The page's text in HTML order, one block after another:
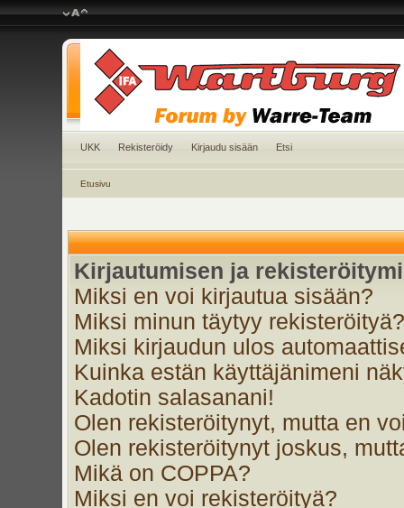
UKK Rekisteröidy Kirjaudu sisään Etsi
Etusivu
Kirjautumisen ja
Miksi en voi kirjautua sisään?
Miksi minun täytyy rekisteröityä?
Miksi kirjaudun ulos
Kuinka estän käyttäjänimeni
Kadotin salasanani!
Olen rekisteröitynyt, mutta en
Olen rekisteröitynyt joskus,
Mikä on COPPA?
Miksi en voi rekisteröityä?